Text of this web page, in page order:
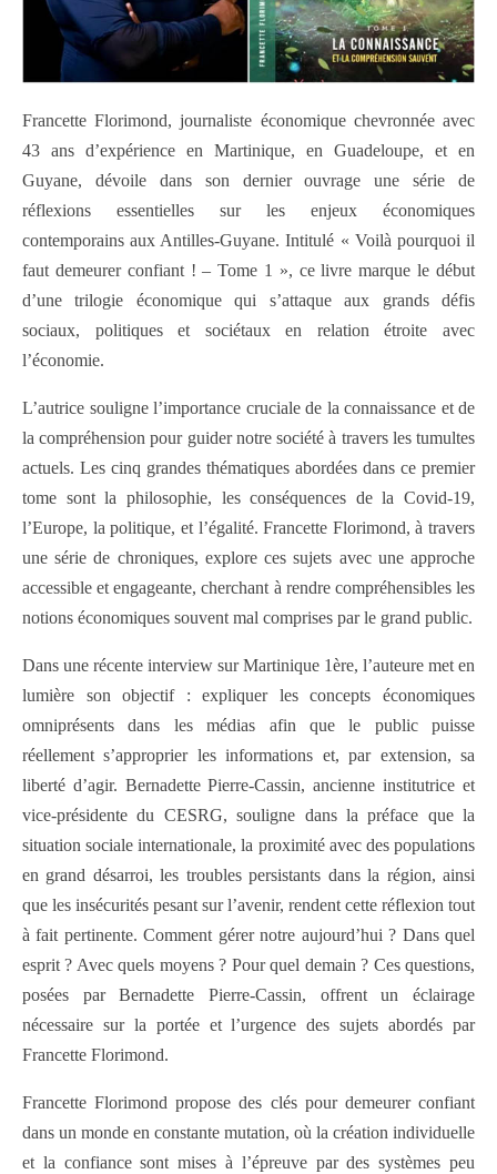
Francette Florimond, journaliste économique chevronnée avec
43 ans d’expérience en Martinique, en Guadeloupe, et en
Guyane, dévoile dans son dernier ouvrage une série de
réflexions essentielles sur les enjeux économiques
contemporains aux Antilles-Guyane. Intitulé « Voilà pourquoi il
faut demeurer confiant ! – Tome 1 », ce livre marque le début
d’une trilogie économique qui s’attaque aux grands défis
sociaux, politiques et sociétaux en relation étroite avec
l’économie.
L’autrice souligne l’importance cruciale de la connaissance et de
la compréhension pour guider notre société à travers les tumultes
actuels. Les cinq grandes thématiques abordées dans ce premier
tome sont la philosophie, les conséquences de la Covid-19,
l’Europe, la politique, et l’égalité. Francette Florimond, à travers
une série de chroniques, explore ces sujets avec une approche
accessible et engageante, cherchant à rendre compréhensibles les
notions économiques souvent mal comprises par le grand public.
Dans une récente interview sur Martinique 1ère, l’auteure met en
lumière son objectif : expliquer les concepts économiques
omniprésents dans les médias afin que le public puisse
réellement s’approprier les informations et, par extension, sa
liberté d’agir. Bernadette Pierre-Cassin, ancienne institutrice et
vice-présidente du CESRG, souligne dans la préface que la
situation sociale internationale, la proximité avec des populations
en grand désarroi, les troubles persistants dans la région, ainsi
que les insécurités pesant sur l’avenir, rendent cette réflexion tout
à fait pertinente. Comment gérer notre aujourd’hui ? Dans quel
esprit ? Avec quels moyens ? Pour quel demain ? Ces questions,
posées par Bernadette Pierre-Cassin, offrent un éclairage
nécessaire sur la portée et l’urgence des sujets abordés par
Francette Florimond.
Francette Florimond propose des clés pour demeurer confiant
dans un monde en constante mutation, où la création individuelle
et la confiance sont mises à l’épreuve par des systèmes peu